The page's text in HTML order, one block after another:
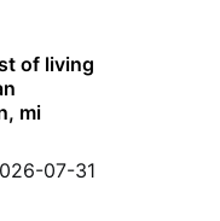
of living
mi
07-31